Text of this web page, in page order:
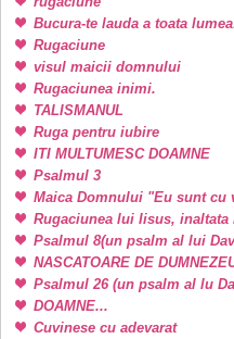
Bucura-te lauda a toata
Rugaciune
visul maicii domnului
Rugaciunea inimi.
TALISMANUL
Ruga pentru iubire
ITI MULTUMESC DOAMNE
Psalmul 3
Maica Domnului "Eu sunt
Rugaciunea lui Iisus, inaltata
Psalmul 8(un psalm al lui
NASCATOARE DE
Psalmul 26 (un psalm al lu
DOAMNE...
Cuvinese cu adevarat